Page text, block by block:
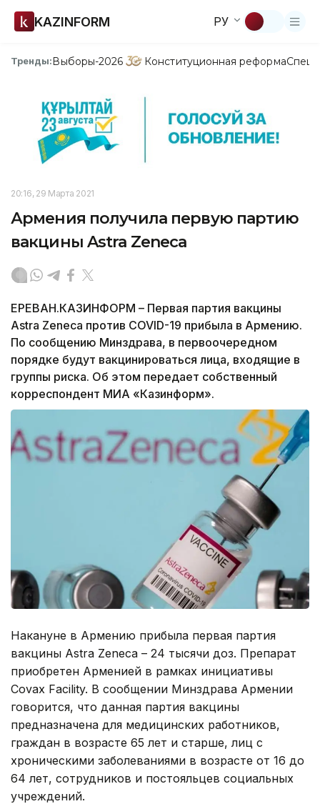
KAZINFORM РУ
Тренды:Выборы-2026 Конституционная реформа
20:16, 29 Марта 2021
Армения получила первую партию
вакцины Astra Zeneca
ЕРЕВАН.КАЗИНФОРМ – Первая партия вакцины
Astra Zeneca против COVID-19 прибыла в Армению.
По сообщению Минздрава, в первоочередном
порядке будут вакцинироваться лица, входящие в
группы риска. Об этом передает собственный
корреспондент МИА «Казинформ».
Накануне в Армению прибыла первая партия
вакцины Astra Zeneca – 24 тысячи доз. Препарат
приобретен Арменией в рамках инициативы
Covax Facility. В сообщении Минздрава Армении
говорится, что данная партия вакцины
предназначена для медицинских работников,
граждан в возрасте 65 лет и старше, лиц с
хроническими заболеваниями в возрасте от 16 до
64 лет, сотрудников и постояльцев социальных
учреждений.